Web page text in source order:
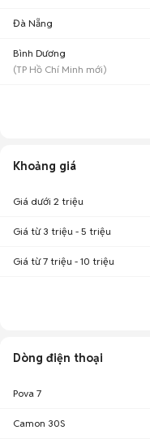
Đà Nẵng
Bình Dương
(TP Hồ Chí Minh mới)
Khoảng giá
Giá dưới 2 triệu
Giá từ 3 triệu - 5 triệu
Giá từ 7 triệu - 10 triệu
Dòng điện thoại
Pova 7
Camon 30S